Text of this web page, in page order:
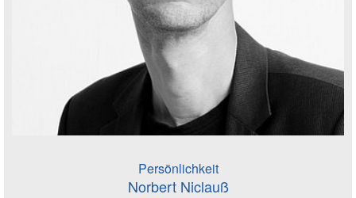
Persönlichkeit
Norbert Niclauß